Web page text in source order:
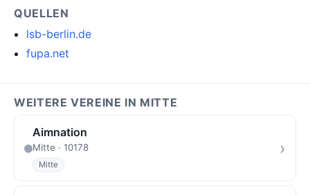
QUELLEN
lsb-berlin.de
fupa.net
WEITERE VEREINE IN MITTE
Aimnation
Mitte · 10178
Mitte
›